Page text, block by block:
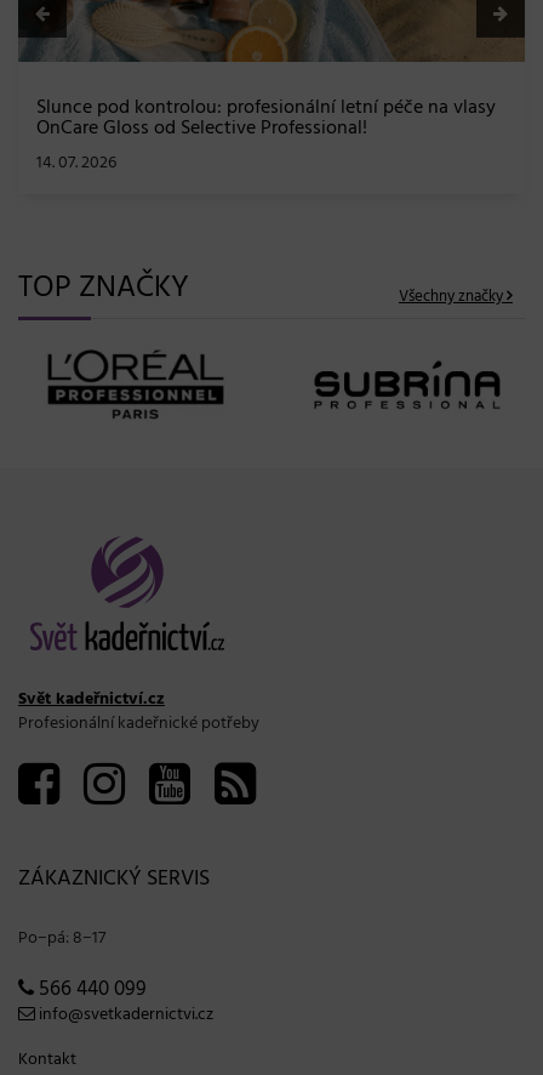
TOP ZNAČKY Všechny značky
Svět kadeřnictví.cz
Profesionální kadeřnické potřeby
ZÁKAZNICKÝ SERVIS
Po−pá: 8−17
566 440 099
info@svetkadernictvi.cz
Kontakt